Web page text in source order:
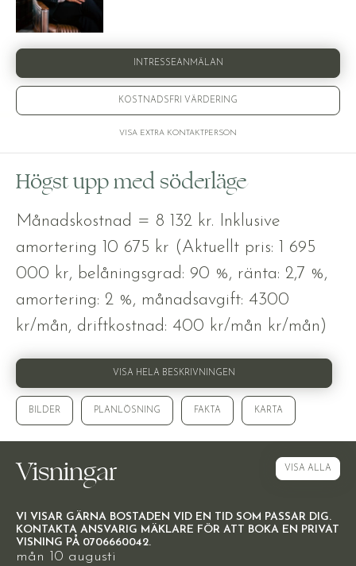
INTRESSEANMÄLAN
KOSTNADSFRI VÄRDERING
VISA EXTRA KONTAKTPERSON
Högst upp med söderläge
Månadskostnad = 8 132 kr. Inklusive
amortering 10 675 kr (Aktuellt pris: 1 695
000 kr, belåningsgrad: 90 %, ränta: 2,7 %,
amortering: 2 %, månadsavgift: 4300
kr/mån, driftkostnad: 400 kr/mån kr/mån)
VISA HELA BESKRIVNINGEN
BILDER PLANLÖSNING FAKTA KARTA
Visningar VISA ALLA
VI VISAR GÄRNA BOSTADEN VID EN TID SOM PASSAR DIG.
KONTAKTA ANSVARIG MÄKLARE FÖR ATT BOKA EN PRIVAT
VISNING PÅ 0706660042.
mån 10 augusti